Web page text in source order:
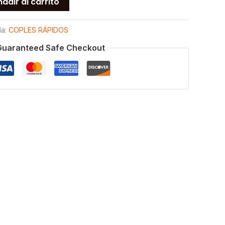
COPLES RÁPIDOS
Safe Checkout